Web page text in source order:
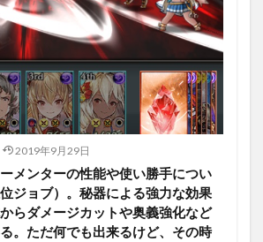
2019年9月29日
ーメンターの性能や使い勝手につい
ジョブ）。秘器による強力な効果
らダメージカットや奥義強化など
。ただ何でも出来るけど、その時